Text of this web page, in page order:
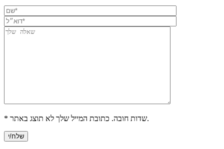
* שדות חובה. כתובת המייל שלך לא תוצג באתר.